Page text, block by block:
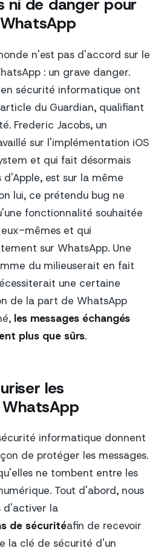
ni de danger pour
n'est pas d'accord sur le
: un grave danger.
en sécurité informatique ont
du Guardian, qualifiant
Frederic Jacobs, un
sur l'implémentation iOS
et qui fait désormais
est sur la même
lui, ce prétendu bug ne
fonctionnalité souhaitée
eux-mêmes et qui
sur WhatsApp. Une
du milieuserait en fait
une certaine
de la part de WhatsApp
les messages échangés
plus que sûrs.
les
informatique donnent
de protéger les messages.
ne tombent entre les
Tout d'abord, nous
d'activer la
de sécuritéafin de recevoir
la clé de sécurité d'un